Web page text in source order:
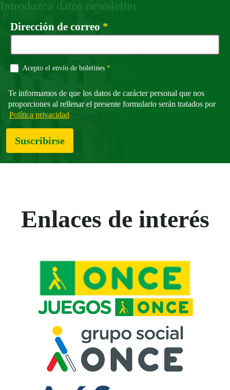
Introduzca datos newsletter
Dirección de correo *
Acepto el envío de boletines *Campo obligatorio
Te informamos de que los datos de carácter personal que nos
proporciones al rellenar el presente formulario serán tratados por
Política privacidad
Suscribirse
Enlaces de interés